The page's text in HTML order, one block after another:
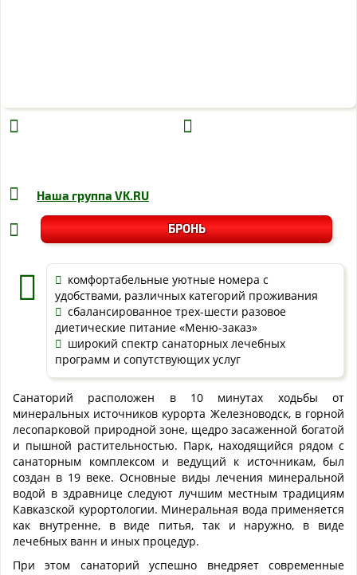
Наша группа VK.RU
БРОНЬ
комфортабельные уютные номера с
удобствами, различных категорий проживания
сбалансированное трех-шести разовое
диетические питание «Меню-заказ»
широкий спектр санаторных лечебных
программ и сопутствующих услуг
Санаторий расположен в 10 минутах ходьбы от
минеральных источников курорта Железноводск, в горной
лесопарковой природной зоне, щедро засаженной богатой
и пышной растительностью. Парк, находящийся рядом с
санаторным комплексом и ведущий к источникам, был
создан в 19 веке. Основные виды лечения минеральной
водой в здравнице следуют лучшим местным традициям
Кавказской курортологии. Минеральная вода применяется
как внутренне, в виде питья, так и наружно, в виде
лечебных ванн и иных процедур.
При этом санаторий успешно внедряет современные